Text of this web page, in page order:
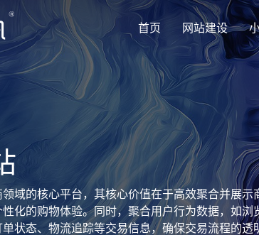
首页 网站建设
优质供应商
优质供应商
优质供应商
优质供应商
优质供应商
域的核心平台，其核心价值在于高效聚合并展
化的购物体验。同时，聚合用户行为数据，如
状态、物流追踪等交易信息，确保交易流程的